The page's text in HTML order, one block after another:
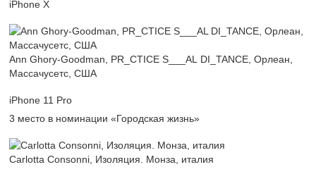
iPhone X
Ann Ghory-Goodman, PR_CTICE S___AL DI_TANCE, Орлеан,
Массачусетс, США
iPhone 11 Pro
3 место в номинации «Городская жизнь»
Carlotta Consonni, Изоляция. Монза, италия